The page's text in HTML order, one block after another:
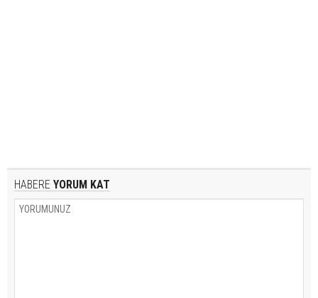
HABERE YORUM KAT